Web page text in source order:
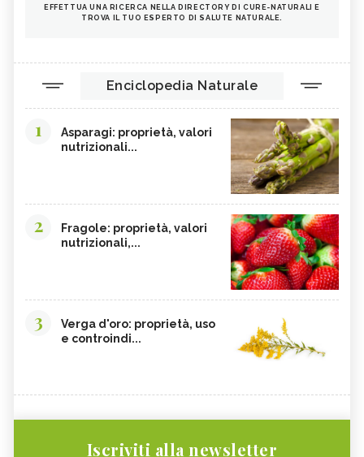
EFFETTUA UNA RICERCA NELLA DIRECTORY DI CURE-NATURALI E
TROVA IL TUO ESPERTO DI SALUTE NATURALE.
Enciclopedia Naturale
1
Asparagi: proprietà, valori
nutrizionali...
2
Fragole: proprietà, valori
nutrizionali,...
3
Verga d'oro: proprietà, uso
e controindi...
Iscriviti alla newsletter